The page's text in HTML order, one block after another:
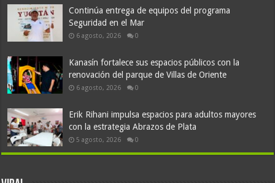
Continúa entrega de equipos del programa
Seguridad en el Mar
6 agosto, 2026 0
Kanasín fortalece sus espacios públicos con la
renovación del parque de Villas de Oriente
6 agosto, 2026 0
Erik Rihani impulsa espacios para adultos mayores
con la estrategia Abrazos de Plata
5 agosto, 2026 0